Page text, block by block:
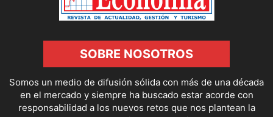
SOBRE NOSOTROS
Somos un medio de difusión sólida con más de una década
en el mercado y siempre ha buscado estar acorde con
responsabilidad a los nuevos retos que nos plantean la